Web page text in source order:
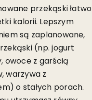
przekąski łatwo
kalorii. Lepszym
są zaplanowane,
(np. jogurt
owoce z garścią
warzywa z
o stałych porach.